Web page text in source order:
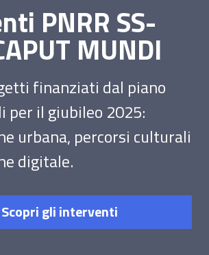
PNRR SS-
MUNDI
finanziati dal piano
per il giubileo 2025:
urbana, percorsi culturali
digitale.
Scopri gli interventi